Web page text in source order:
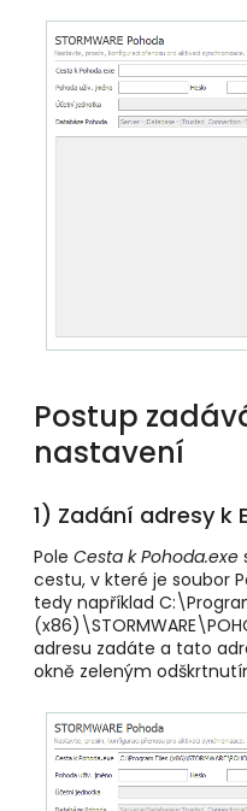
Postup
nastavení
1) Zadání adresy k
Pole Cesta k Pohoda.exe
cestu, v které je soubor
tedy například
adresu zadáte a tato
okně zeleným